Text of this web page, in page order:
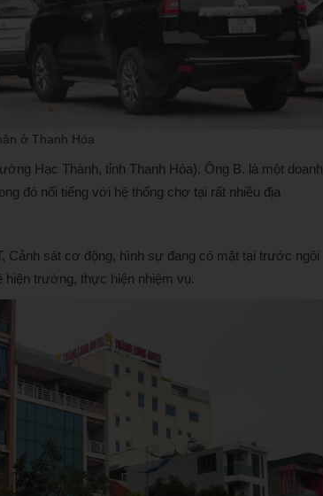
ở Thanh Hóa
Hạc Thành, tỉnh Thanh Hóa). Ông B. là một doanh
đó nổi tiếng với hệ thống chợ tại rất nhiều địa
Cảnh sát cơ động, hình sự đang có mặt tại trước ngôi
trường, thực hiện nhiệm vụ.